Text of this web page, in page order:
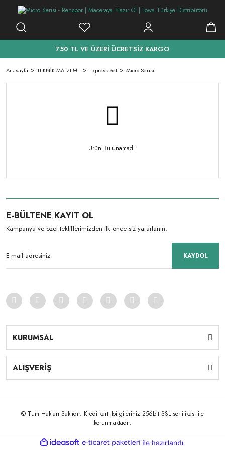
750 TL VE ÜZERİ ÜCRETSİZ KARGO
Anasayfa TEKNİK MALZEME Express Set Micro Serisi
Ürün Bulunamadı.
E-BÜLTENE KAYIT OL
Kampanya ve özel tekliflerimizden ilk önce siz yararlanın.
KAYDOL
KURUMSAL
ALIŞVERİŞ
© Tüm Hakları Saklıdır. Kredi kartı bilgileriniz 256bit SSL sertifikası ile
korunmaktadır.
ideasoft
e-